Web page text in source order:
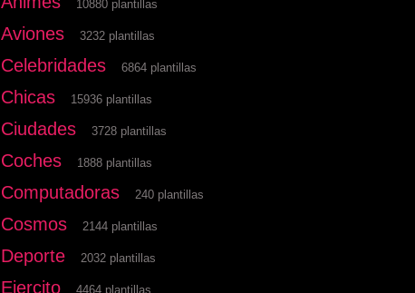
10880 plantillas
Aviones 3232 plantillas
Celebridades 6864 plantillas
Chicas 15936 plantillas
Ciudades 3728 plantillas
Coches 1888 plantillas
Computadoras 240 plantillas
Cosmos 2144 plantillas
Deporte 2032 plantillas
Ejercito 4464 plantillas